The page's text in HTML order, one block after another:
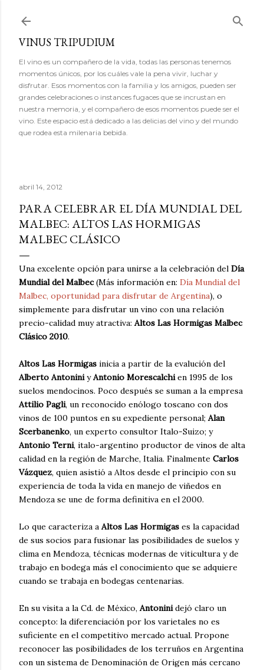
VINUS TRIPUDIUM
El vino es un compañero de la vida, todas las personas tenemos
momentos únicos, por los cuáles vale la pena vivir, luchar y
disfrutar. Esos momentos con la familia y los amigos, pueden ser
grandes celebraciones o instances fugaces que se incrustan en
nuestra memoria, y el compañero de esos momentos puede ser el
vino. Este espacio está dedicado a las delicias del vino y del mundo
que rodea esta milenaria bebida.
abril 14, 2012
PARA CELEBRAR EL DÍA MUNDIAL DEL
MALBEC: ALTOS LAS HORMIGAS
MALBEC CLÁSICO
Una excelente opción para unirse a la celebración del Día
Mundial del Malbec(Más información en: Día Mundial del
Malbec, oportunidad para disfrutar de Argentina), o
simplemente para disfrutar un vino con una relación
precio-calidad muy atractiva: Altos Las Hormigas Malbec
Clásico 2010.
Altos Las Hormigas inicia a partir de la evalución del
Alberto AntoniniyAntonio Morescalchien 1995 de los
suelos mendocinos. Poco después se suman a la empresa
Attilio Pagli, un reconocido enólogo toscano con dos
vinos de 100 puntos en su expediente personal; Alan
Scerbanenko, un experto consultor Italo-Suizo; y
Antonio Terni, italo-argentino productor de vinos de alta
calidad en la región de Marche, Italia. Finalmente Carlos
Vázquez, quien asistió a Altos desde el principio con su
experiencia de toda la vida en manejo de viñedos en
Mendoza se une de forma definitiva en el 2000.
Lo que caracteriza a Altos Las Hormigas es la capacidad
de sus socios para fusionar las posibilidades de suelos y
clima en Mendoza, técnicas modernas de viticultura y de
trabajo en bodega más el conocimiento que se adquiere
cuando se trabaja en bodegas centenarias.
En su visita a la Cd. de México, Antoninidejó claro un
concepto: la diferenciación por los varietales no es
suficiente en el competitivo mercado actual. Propone
reconocer las posibilidades de los terruños en Argentina
con un sistema de Denominación de Origen más cercano